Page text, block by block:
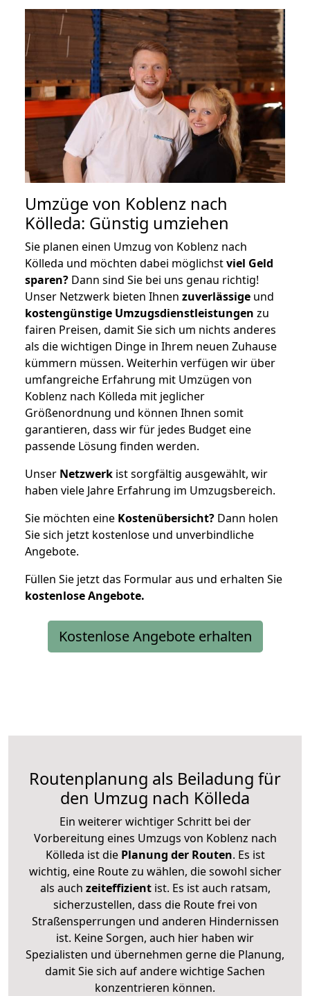
Umzüge von Koblenz nach
Kölleda: Günstig umziehen
Sie planen einen Umzug von Koblenz nach
Kölleda und möchten dabei möglichstviel Geld
sparen? Dann sind Sie bei uns genau richtig!
Unser Netzwerk bieten Ihnen zuverlässige und
kostengünstige Umzugsdienstleistungen zu
fairen Preisen, damit Sie sich um nichts anderes
als die wichtigen Dinge in Ihrem neuen Zuhause
kümmern müssen. Weiterhin verfügen wir über
umfangreiche Erfahrung mit Umzügen von
Koblenz nach Kölleda mit jeglicher
Größenordnung und können Ihnen somit
garantieren, dass wir für jedes Budget eine
passende Lösung finden werden.
Unser Netzwerk ist sorgfältig ausgewählt, wir
haben viele Jahre Erfahrung im Umzugsbereich.
Sie möchten eine Kostenübersicht? Dann holen
Sie sich jetzt kostenlose und unverbindliche
Angebote.
Füllen Sie jetzt das Formular aus und erhalten Sie
kostenloseAngebote.
Kostenlose Angebote erhalten
Routenplanung als Beiladung für
den Umzug nach Kölleda
Ein weiterer wichtiger Schritt bei der
Vorbereitung eines Umzugs von Koblenz nach
Kölleda ist diePlanung der Routen. Es ist
wichtig, eine Route zu wählen, die sowohl sicher
als auch zeiteffizientist. Es ist auch ratsam,
sicherzustellen, dass die Route frei von
Straßensperrungen und anderen Hindernissen
ist. Keine Sorgen, auch hier haben wir
Spezialisten und übernehmen gerne die Planung,
damit Sie sich auf andere wichtige Sachen
konzentrieren können.